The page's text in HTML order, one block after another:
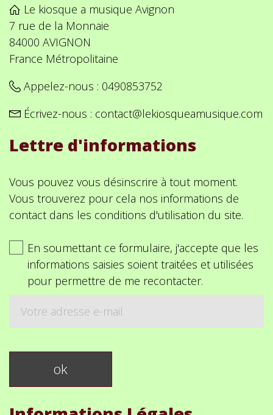
Le kiosque a musique Avignon
7 rue de la Monnaie
84000 AVIGNON
France Métropolitaine
Appelez-nous : 0490853752
Écrivez-nous : contact@lekiosqueamusique.com
Lettre d'informations
Vous pouvez vous désinscrire à tout moment.
Vous trouverez pour cela nos informations de
contact dans les conditions d'utilisation du site.
En soumettant ce formulaire, j'accepte que les
informations saisies soient traitées et utilisées
pour permettre de me recontacter.